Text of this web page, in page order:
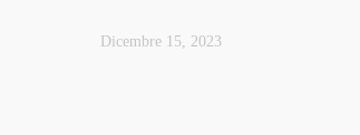
Dicembre 15, 2023